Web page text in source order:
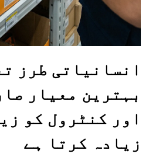
انسانیاتی طرز
بہترین معیار
اور کنٹرول کو
زیادہ کرتا ہے